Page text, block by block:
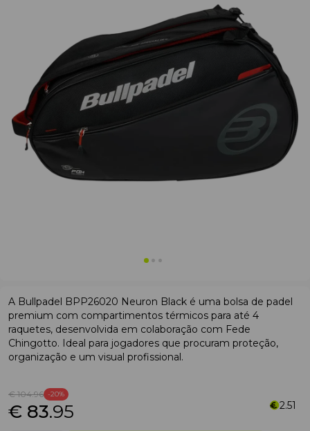
A Bullpadel BPP26020 Neuron Black é uma bolsa de padel
premium com compartimentos térmicos para até 4
raquetes, desenvolvida em colaboração com Fede
Chingotto. Ideal para jogadores que procuram proteção,
organização e um visual profissional.
€ 104.96 -20%
€ 83.95 2.51